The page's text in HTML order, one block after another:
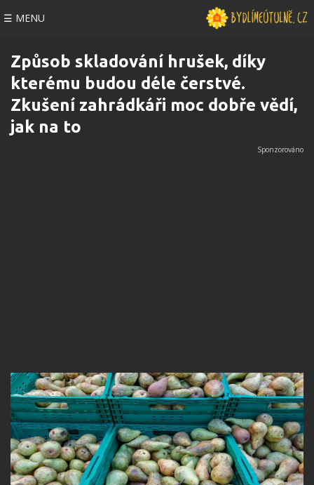
☰ MENU
Způsob skladování hrušek, díky
kterému budou déle čerstvé.
Zkušení zahrádkáři moc dobře vědí,
jak na to